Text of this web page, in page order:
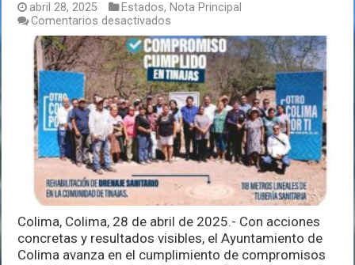
abril 28, 2025 Estados, Nota Principal
Comentarios desactivados
Cumple
Gobierno
de
Riult
Rivera
compromisos
en
Tepames
y
Tinajas
Colima, Colima, 28 de abril de 2025.- Con acciones
concretas y resultados visibles, el Ayuntamiento de
Colima avanza en el cumplimiento de compromisos